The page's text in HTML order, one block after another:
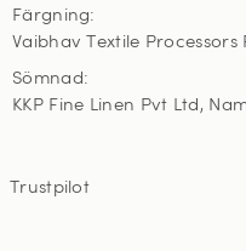
Färgning:
Vaibhav Textile Processors
Sömnad:
KKP Fine Linen Pvt Ltd,
Trustpilot